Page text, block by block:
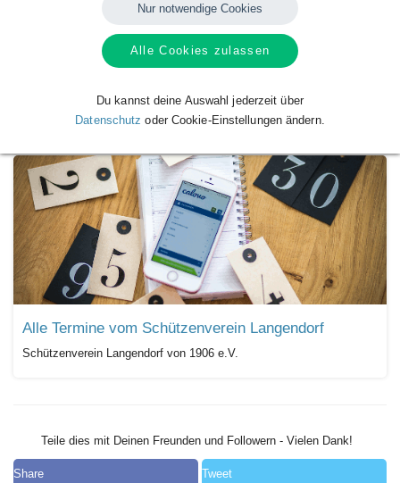
VerfügbareKalendervonSchützenverein
Alle Termine vom Schützenverein Langendorf
Schützenverein Langendorf von 1906 e.V.
Teile dies mit Deinen Freunden und Followern - Vielen Dank!
Share Tweet
Nur notwendige Cookies
Alle Cookies zulassen
Du kannst deine Auswahl jederzeit über
Datenschutz oder Cookie-Einstellungen ändern.